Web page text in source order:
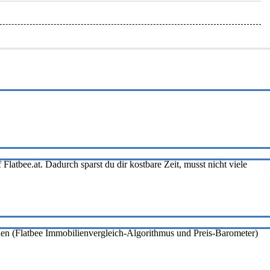
Dadurch sparst du dir kostbare Zeit, musst nicht viele
(Flatbee Immobilienvergleich-Algorithmus und Preis-Barometer)